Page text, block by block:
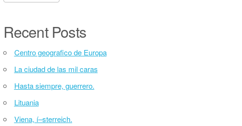
Recent Posts
Centro geografico de Europa
La ciudad de las mil caras
Hasta siempre, guerrero.
Lituania
Viena, í–sterreich.